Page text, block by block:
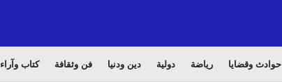
حوادث وقضايا رياضة دولية دين ودنيا فن وثقافة كتاب وآراء